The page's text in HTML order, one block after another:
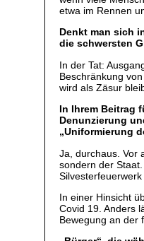
etwa im Rennen
Denkt man sich
die schwersten
In der Tat:
Beschränkung
wird als Zäsur
In Ihrem Beitrag
Denunzierung
„Uniformierung
Ja, durchaus. Vor
sondern der
In einer Hinsicht
Covid 19. Anders
Bewegung an der